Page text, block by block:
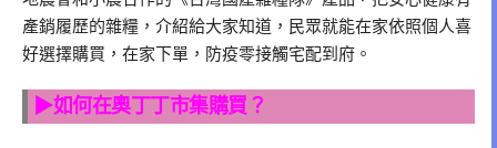
產銷履歷的雜糧，介紹給大家知道，民眾就能在家依照個人喜
好選擇購買，在家下單，防疫零接觸宅配到府。
▶如何在奧丁丁市集購買？